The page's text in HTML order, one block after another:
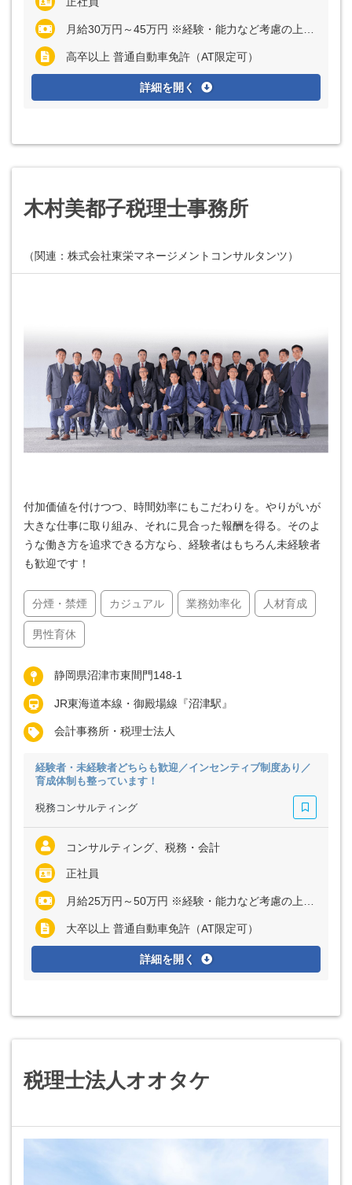
月給30万円～45万円 ※経験・能力など考慮の上、決定いたします ※上記に固定残業代（月30時間分＝6万2000円～9万2000円）を含む ※超過分は別途全額支給
高卒以上 普通自動車免許（AT限定可）
詳細を開く
木村美都子税理士事務所
（関連：株式会社東栄マネージメントコンサルタンツ）
付加価値を付けつつ、時間効率にもこだわりを。やりがいが
大きな仕事に取り組み、それに見合った報酬を得る。そのよ
うな働き方を追求できる方なら、経験者はもちろん未経験者
も歓迎です！
分煙・禁煙 カジュアル 業務効率化 人材育成
男性育休
静岡県沼津市東間門148-1
JR東海道本線・御殿場線『沼津駅』
会計事務所・税理士法人
経験者・未経験者どちらも歓迎／インセンティブ制度あり／
育成体制も整っています！
税務コンサルティング
コンサルティング、税務・会計
正社員
月給25万円～50万円 ※経験・能力など考慮の上、決定いたします ※上記に固定残業代（月20時間分＝2万7430円～6万2500円）を含む ※超過分は別途全額支給
大卒以上 普通自動車免許（AT限定可）
詳細を開く
税理士法人オオタケ